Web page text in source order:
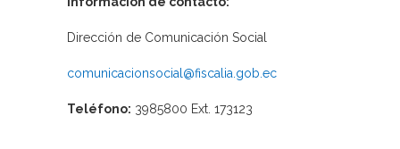
Dirección de Comunicación Social
comunicacionsocial@fiscalia.gob.ec
Teléfono: 3985800 Ext. 173123